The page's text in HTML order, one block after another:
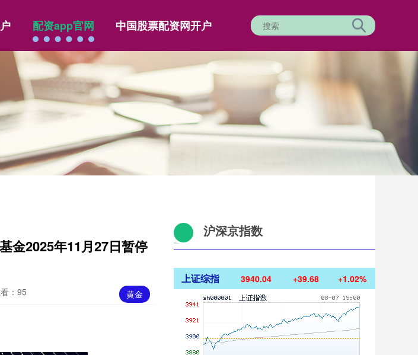
配资app官网 中国股票配资网开户
金2025年11月27日暂停
黄金
：95
沪深京指数
上证综指 3940.04 +39.68 +1.02%